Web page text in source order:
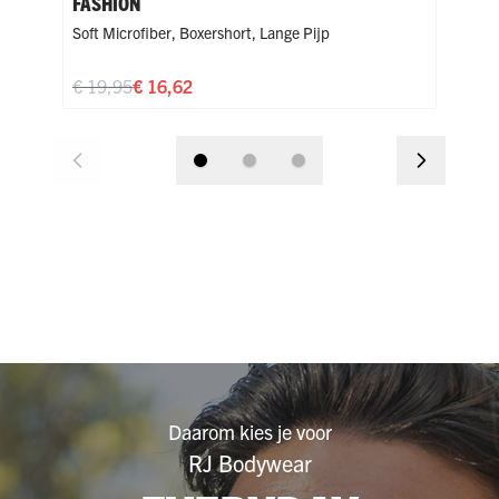
Soft Microfiber, Boxershort, Lange Pijp
€ 16,62
€ 19,95
Daarom kies je voor
RJ Bodywear